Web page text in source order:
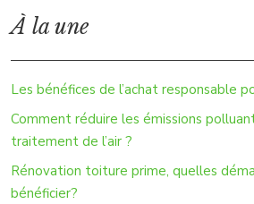
À la une
Les bénéfices de l’achat responsable
Comment réduire les émissions
traitement de l’air ?
Rénovation toiture prime, quelles
bénéficier?